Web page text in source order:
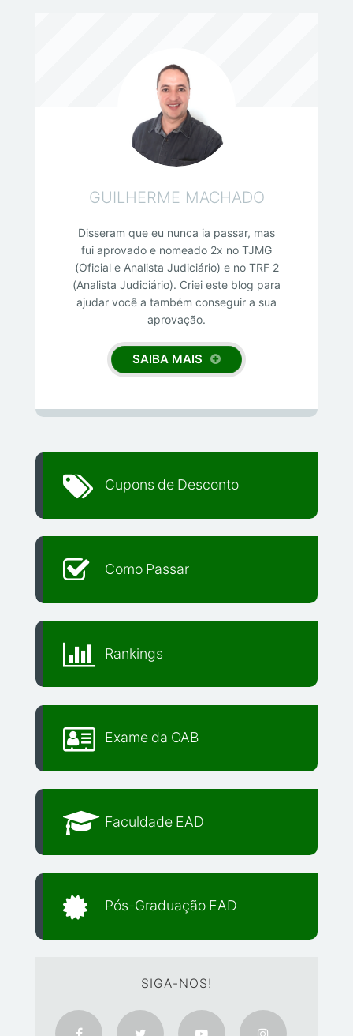
GUILHERME MACHADO
Disseram que eu nunca ia passar, mas
fui aprovado e nomeado 2x no TJMG
(Oficial e Analista Judiciário) e no TRF 2
(Analista Judiciário). Criei este blog para
ajudar você a também conseguir a sua
aprovação.
SAIBA MAIS
Cupons de Desconto
Como Passar
Rankings
Exame da OAB
Faculdade EAD
Pós-Graduação EAD
SIGA-NOS!